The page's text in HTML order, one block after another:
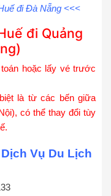
đi Đà Nẵng<<<
đi Quảng
hoặc lấy vé trước
là từ các bến giữa
có thể thay đổi tùy
Vụ Du Lịch